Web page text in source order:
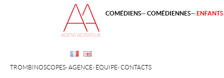
TROMBINOSCOPES AGENCE ÉQUIPE CONTACTS
COMÉDIENS COMÉDIENNES